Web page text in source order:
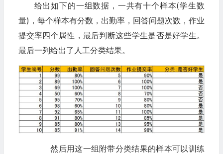
给出如下的一组数据，一共有十个样本(学生数
量)，每个样本有分数，出勤率，回答问题次数，作业
提交率四个属性，最后判断这些学生是否是好学生。
最后一列给出了人工分类结果。
然后用这一组附带分类结果的样本可以训练